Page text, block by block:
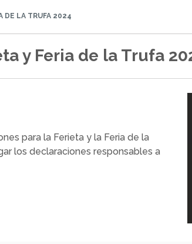
DE LA TRUFA 2024
y Feria de la Trufa
para la Ferieta y la Feria de la
los declaraciones responsables a